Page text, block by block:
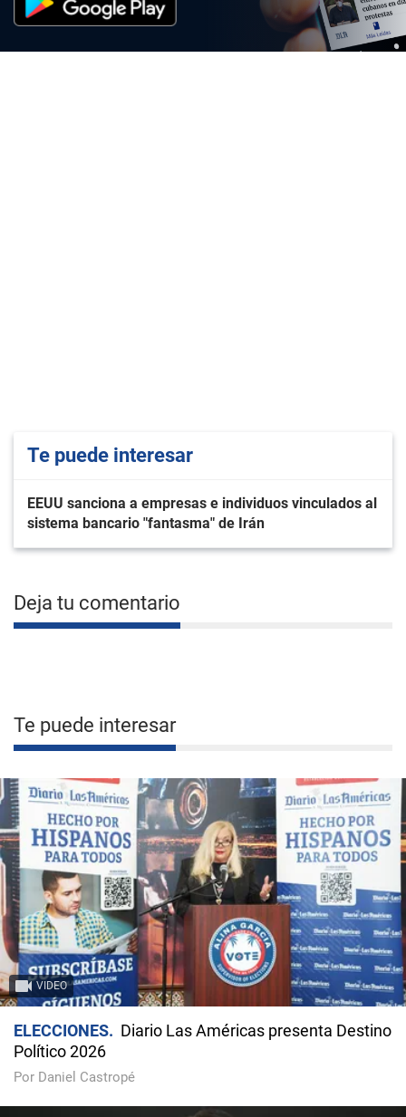
Te puede interesar
EEUU sanciona a empresas e individuos vinculados al
sistema bancario "fantasma" de Irán
Deja tu comentario
Te puede interesar
VIDEO
ELECCIONES
Diario Las Américas presenta Destino
Político 2026
Por Daniel Castropé